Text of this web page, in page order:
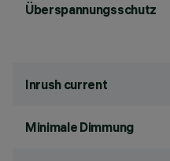
Überspannungsschutz
Inrush current
Minimale Dimmung